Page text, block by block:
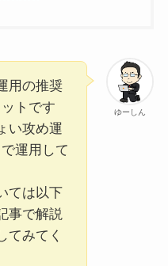
ゆーしん
用の推奨
トです
い攻め運
運用して
ては以下
事で解説
てみてく